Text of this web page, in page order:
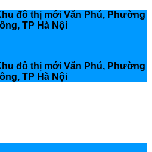
đô thị mới Văn Phú, Phường
TP Hà Nội
đô thị mới Văn Phú, Phường
TP Hà Nội